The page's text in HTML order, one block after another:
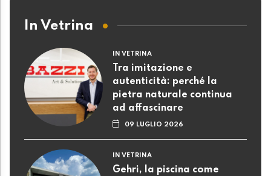
In Vetrina
IN VETRINA
Tra imitazione e
autenticità: perché la
pietra naturale continua
ad affascinare
09 LUGLIO 2026
IN VETRINA
Gehri, la piscina come